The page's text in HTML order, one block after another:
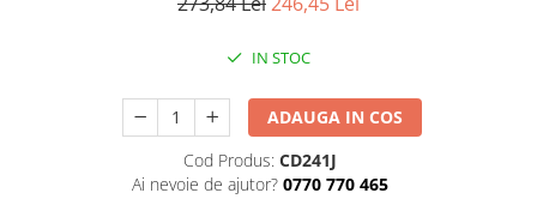
Becuri LED Decor
Profil aluminiu
IN STOC
ADAUGA IN COS
Cod Produs: CD241J
Ai nevoie de ajutor? 0770 770 465